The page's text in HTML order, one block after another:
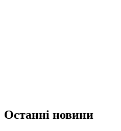
Останні новини